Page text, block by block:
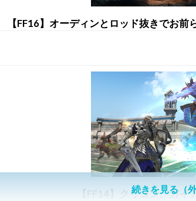
【FF16】オーディンとロッド抜きでお
【FF14】クリコン、ガイ
続きを見る（